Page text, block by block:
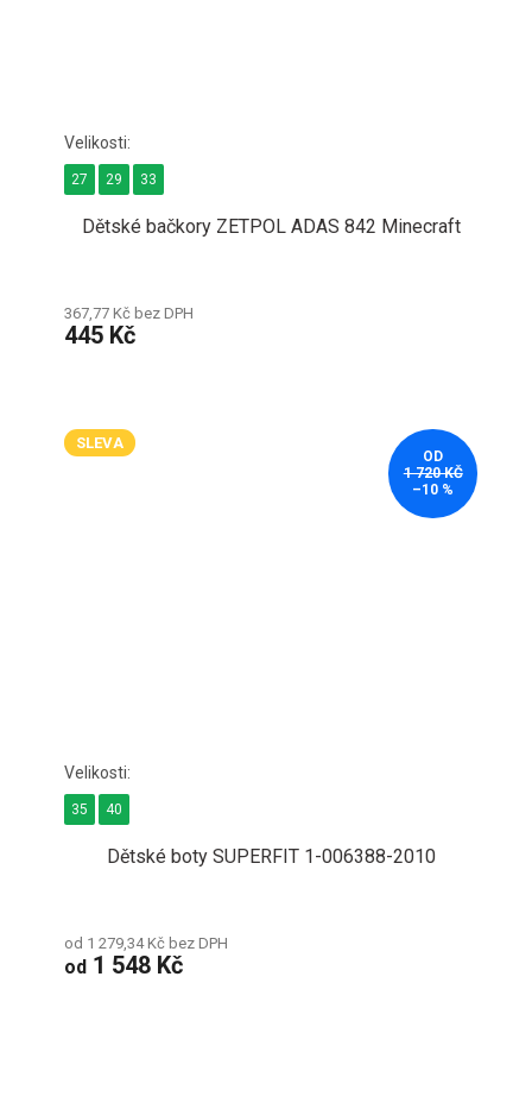
Dětské bačkory ZETPOL ADAS 842 Minecraft
367,77 Kč bez DPH
445 Kč
27 29 33
SLEVA
OD
1 720 KČ
–10 %
Dětské boty SUPERFIT 1-006388-2010
od 1 279,34 Kč bez DPH
od 1 548 Kč
35 40